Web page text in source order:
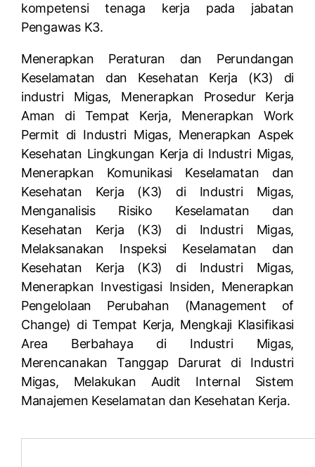
kompetensi tenaga kerja pada jabatan
Pengawas K3.
Menerapkan Peraturan dan Perundangan
Keselamatan dan Kesehatan Kerja (K3) di
industri Migas, Menerapkan Prosedur Kerja
Aman di Tempat Kerja, Menerapkan Work
Permit di Industri Migas, Menerapkan Aspek
Kesehatan Lingkungan Kerja di Industri Migas,
Menerapkan Komunikasi Keselamatan dan
Kesehatan Kerja (K3) di Industri Migas,
Menganalisis Risiko Keselamatan dan
Kesehatan Kerja (K3) di Industri Migas,
Melaksanakan Inspeksi Keselamatan dan
Kesehatan Kerja (K3) di Industri Migas,
Menerapkan Investigasi Insiden, Menerapkan
Pengelolaan Perubahan (Management of
Change) di Tempat Kerja, Mengkaji Klasifikasi
Area Berbahaya di Industri Migas,
Merencanakan Tanggap Darurat di Industri
Migas, Melakukan Audit Internal Sistem
Manajemen Keselamatan dan Kesehatan Kerja.